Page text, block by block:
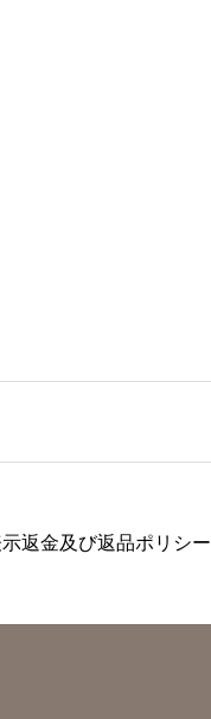
返金及び返品ポリシー